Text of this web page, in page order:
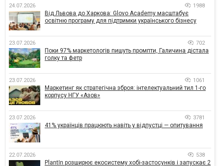
24.07.2026 1988
Від Львова до Харкова: Glovo Academy масштабує
освітню програму для підтримки українського бізнесу
23.07.2026 702
Поки 97% маркетологів пишуть промпти, Галичина дістала
голку та фетр
23.07.2026 1061
Маркетинг як стратегічна зброя: інтелектуальний тил 1-го
корпусу НГУ «Азов»
23.07.2026 3781
41% українців працюють навіть у відпустці — опитування
22.07.2026 538
PlantIn розширює екосистему хобі-застосунків і запускає 2